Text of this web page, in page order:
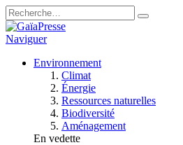
Naviguer
Environnement
Climat
Énergie
Ressources naturelles
Biodiversité
Aménagement
En vedette